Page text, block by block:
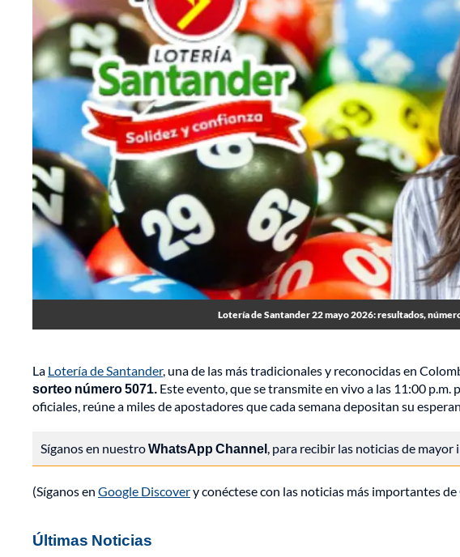
Lotería de Santander 22 mayo 2026: resultados,
La Lotería de Santander, una de las más tradicionales y reconocidas en
sorteo número 5071. Este evento, que se transmite en vivo a las 11:00 p.m.
oficiales, reúne a miles de apostadores que cada semana depositan su
Síganos en nuestroWhatsApp Channel, para recibir las noticias de mayor
(Síganos en Google Discovery conéctese con las noticias más importantes
Últimas Noticias